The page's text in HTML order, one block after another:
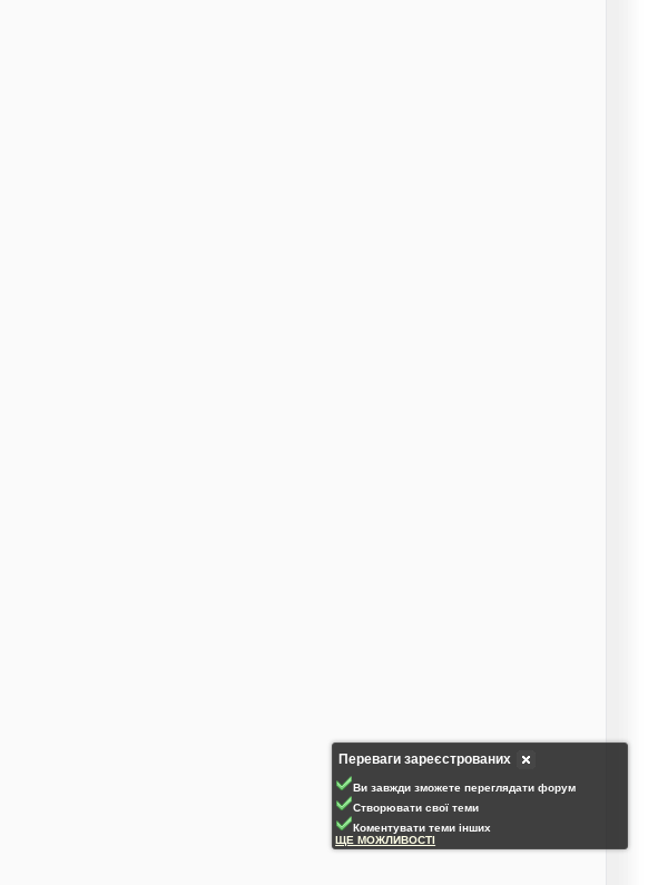
Переваги зареєстрованих
Ви завжди зможете переглядати форум
Створювати свої теми
Коментувати теми інших
ЩЕ МОЖЛИВОСТІ